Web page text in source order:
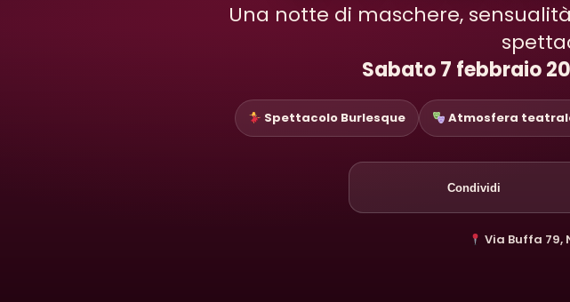
Una notte di maschere,
Sabato 7 febbraio
Spettacolo Burlesque Atmosfera
Condividi
Via Buffa 79,